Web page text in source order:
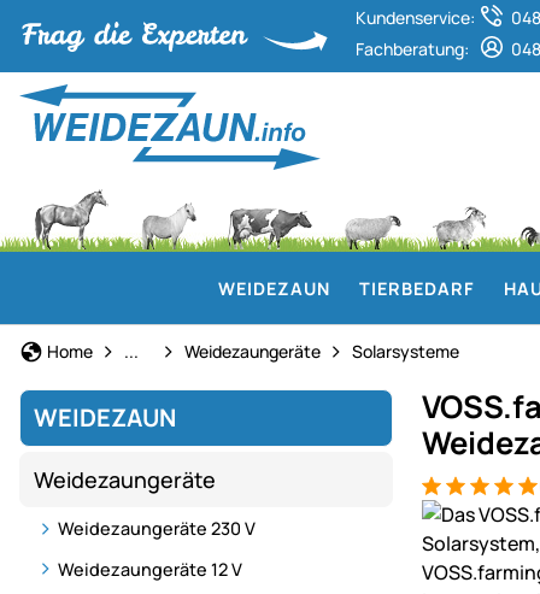
Kundenservice:
Fachberatung:
WEIDEZAUN TIERBEDARF
Home Weidezaun
... Weidezaungeräte Solarsysteme
WEIDEZAUN
Weidezaungeräte
Weidezaungeräte 230 V
Weidezaungeräte 12 V
Bewertung:
15